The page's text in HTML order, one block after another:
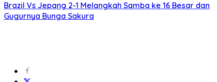
Brazil Vs Jepang 2-1 Melangkah Samba ke 16 Besar dan
Gugurnya Bunga Sakura